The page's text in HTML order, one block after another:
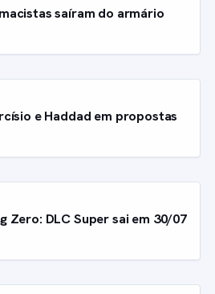
saíram do armário
e Haddad em propostas
Zero: DLC Super sai em 30/07